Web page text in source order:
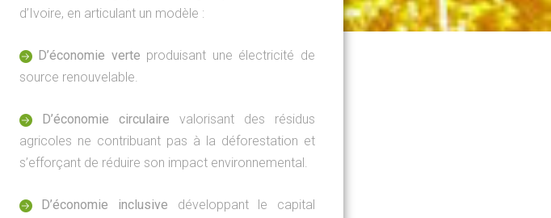
d’Ivoire, en articulant un modèle :
D’économie verte produisant une électricité de
source renouvelable.
D’économie circulaire valorisant des résidus
agricoles ne contribuant pas à la déforestation et
s’efforçant de réduire son impact environnemental.
D’économie inclusive développant le capital